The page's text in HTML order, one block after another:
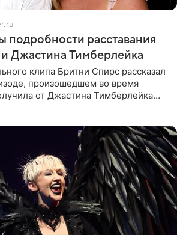
подробности расставания
Джастина Тимберлейка
клипа Бритни Спирс рассказал
произошедшем во время
от Джастина Тимберлейка